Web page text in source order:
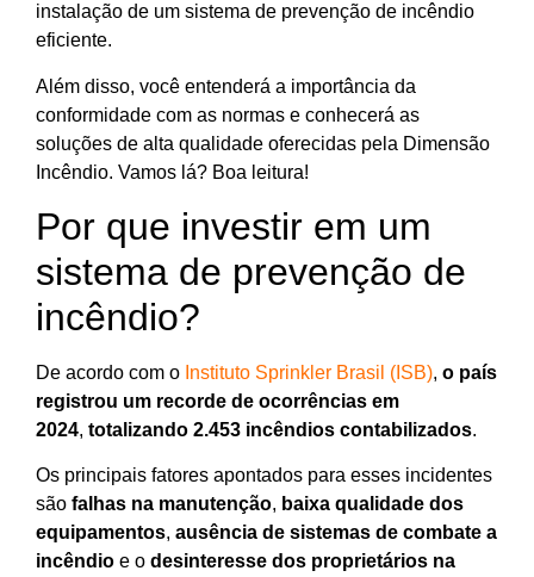
instalação de um sistema de prevenção de incêndio
eficiente.
Além disso, você entenderá a importância da
conformidade com as normas e conhecerá as
soluções de alta qualidade oferecidas pela Dimensão
Incêndio. Vamos lá? Boa leitura!
Por que investir em um
sistema de prevenção de
incêndio?
De acordo com o Instituto Sprinkler Brasil (ISB), o país
registrou um recorde de ocorrências em
2024, totalizando 2.453 incêndios contabilizados.
Os principais fatores apontados para esses incidentes
são falhas na manutenção, baixa qualidade dos
equipamentos, ausência de sistemas de combate a
incêndio e o desinteresse dos proprietários na